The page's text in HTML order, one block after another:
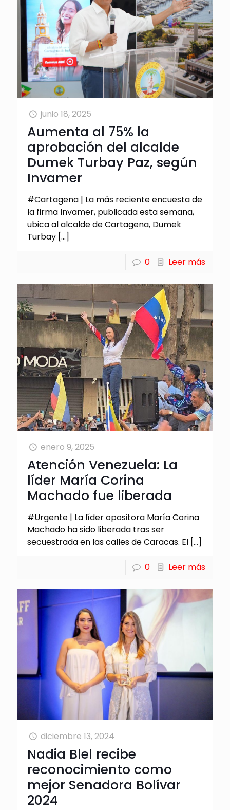
junio 18, 2025
Aumenta al 75% la
aprobación del alcalde
Dumek Turbay Paz, según
Invamer
#Cartagena | La más reciente encuesta de
la firma Invamer, publicada esta semana,
ubica al alcalde de Cartagena, Dumek
Turbay […]
0 Leer más
enero 9, 2025
Atención Venezuela: La
líder María Corina
Machado fue liberada
#Urgente | La líder opositora María Corina
Machado ha sido liberada tras ser
secuestrada en las calles de Caracas. El […]
0 Leer más
diciembre 13, 2024
Nadia Blel recibe
reconocimiento como
mejor Senadora Bolívar
2024